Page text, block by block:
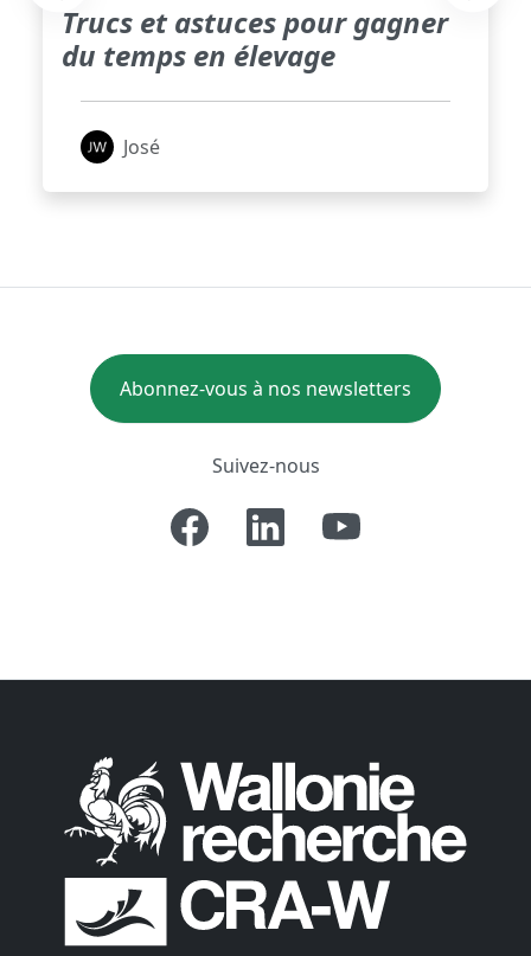
Trucs et astuces pour gagner
du temps en élevage
José
Abonnez-vous à nos newsletters
Suivez-nous